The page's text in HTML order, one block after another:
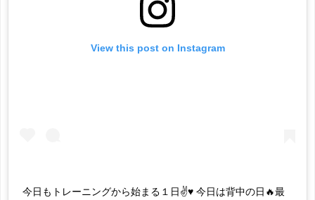
View this post on Instagram
今日もトレーニングから始まる１日✌️♥️ 今日は背中の日🔥最